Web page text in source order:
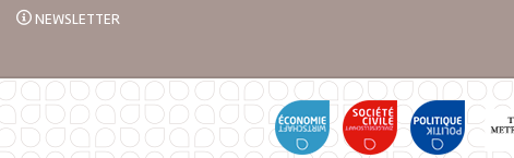
NEWSLETTER